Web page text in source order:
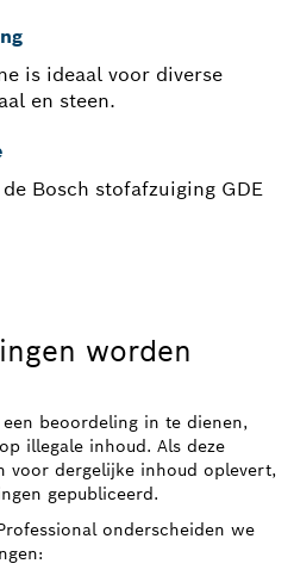
is ideaal voor diverse
en steen.
Bosch stofafzuiging GDE
worden
beoordeling in te dienen,
illegale inhoud. Als deze
voor dergelijke inhoud oplevert,
gepubliceerd.
onderscheiden we